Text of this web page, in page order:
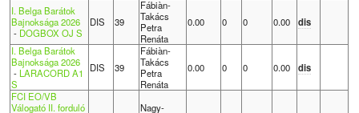
I. Belga Barátok
Bajnoksága 2026
- DOGBOX OJ S
DIS 39
Fábiàn-
Takács
Petra
Renáta
0.00 0 0 0.00 dis
I. Belga Barátok
Bajnoksága 2026
- LARACORD A1
S
DIS 39
Fábiàn-
Takács
Petra
Renáta
0.00 0 0 0.00 dis
FCI EO/VB
Válogató II. forduló
Nagy-